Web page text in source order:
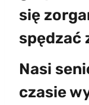
się
spędzać
Nasi
czasie